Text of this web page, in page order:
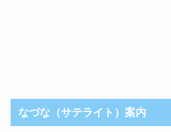
なづな（サテライト）案内